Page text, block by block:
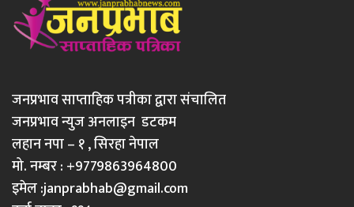
जनप्रभाव साप्ताहिक पत्रीका द्वारा संचालित
जनप्रभाव न्युज अनलाइन डटकम
लहान नपा – १ , सिरहा नेपाल
मो. नम्बर : +9779863964800
इमेल :janprabhab@gmail.com